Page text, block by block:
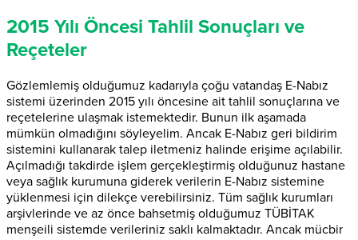
2015 Yılı Öncesi Tahlil Sonuçları ve
Reçeteler
Gözlemlemiş olduğumuz kadarıyla çoğu vatandaş E-Nabız
sistemi üzerinden 2015 yılı öncesine ait tahlil sonuçlarına ve
reçetelerine ulaşmak istemektedir. Bunun ilk aşamada
mümkün olmadığını söyleyelim. Ancak E-Nabız geri bildirim
sistemini kullanarak talep iletmeniz halinde erişime açılabilir.
Açılmadığı takdirde işlem gerçekleştirmiş olduğunuz hastane
veya sağlık kurumuna giderek verilerin E-Nabız sistemine
yüklenmesi için dilekçe verebilirsiniz. Tüm sağlık kurumları
arşivlerinde ve az önce bahsetmiş olduğumuz TÜBİTAK
menşeili sistemde verileriniz saklı kalmaktadır. Ancak mücbir